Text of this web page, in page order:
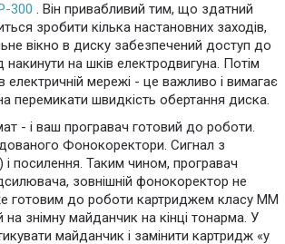
300 . Він привабливий тим, що здатний
зробити кілька настановних заходів,
вікно в диску забезпечений доступ до
накинути на шків електродвигуна. Потім
мережі - це важливо і вимагає
перемикати швидкість обертання диска.
- і ваш програвач готовий до роботи.
Фонокоректори. Сигнал з
посилення. Таким чином, програвач
зовнішній фонокоректор не
готовим до роботи картриджем класу ММ
знімну майданчик на кінці тонарма. У
майданчик і замінити картридж «у